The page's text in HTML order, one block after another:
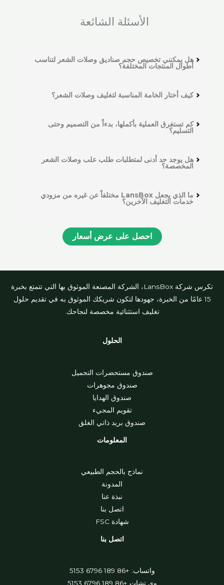
الأسئلة الشائعة
هل يمكنني تخصيص حجم صناديق وصلات الشعر لتناسب
أطوال المنتجات المختلفة؟
كيف أختار الخامة المناسبة لتغليف وصلات الشعر؟
كم تستغرق العملية بأكملها، بدءاً من التصميم وحتى
التسليم؟
هل يوجد حد أدنى لمتطلبات طلب علب وصلات الشعر
المخصصة؟
ما الذي يجعل LansBox مختلفاً عن غيره من مزودي
خدمات التغليف الآخرين؟
احصل على عرض أسعار
تكرس شركة LansBox، الشركة المصنعة الموثوق بها التي تتمتع بخبرة
15 عامًا من الخبرة، جهودها لتكون شريكك الموثوق به في تقديم حلول
تغليف استثنائية مخصصة لنجاحك.
الحلول
صندوق مستحضرات التجميل
صندوق مجوهرات
صندوق الهدايا
تقويم المجيء
صندوق بريد ذاتي الغلق
المعلومات
نماذج بالحجم الطبيعي
المدونة
نبذة عنا
اتصل بنا
شهادة FSC
اتصل بنا
واتساب: +86 189 6796 5153
وي تشات +86 189 6796 5153